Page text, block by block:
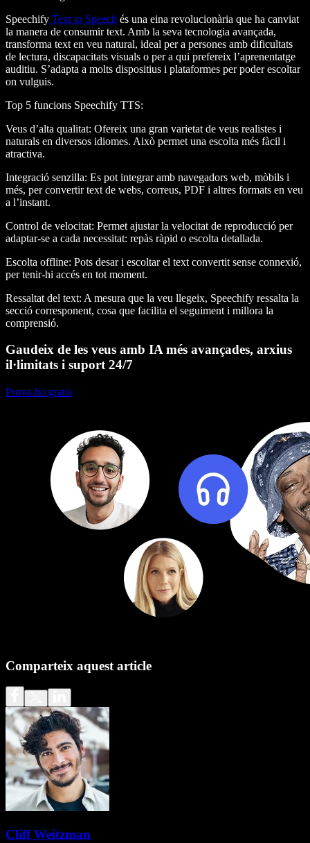
Speechify Text to Speech és una eina revolucionària que ha canviat
la manera de consumir text. Amb la seva tecnologia avançada,
transforma text en veu natural, ideal per a persones amb dificultats
de lectura, discapacitats visuals o per a qui prefereix l’aprenentatge
auditiu. S’adapta a molts dispositius i plataformes per poder escoltar
on vulguis.
Top 5 funcions Speechify TTS:
Veus d’alta qualitat: Ofereix una gran varietat de veus realistes i
naturals en diversos idiomes. Això permet una escolta més fàcil i
atractiva.
Integració senzilla: Es pot integrar amb navegadors web, mòbils i
més, per convertir text de webs, correus, PDF i altres formats en veu
a l’instant.
Control de velocitat: Permet ajustar la velocitat de reproducció per
adaptar-se a cada necessitat: repàs ràpid o escolta detallada.
Escolta offline: Pots desar i escoltar el text convertit sense connexió,
per tenir-hi accés en tot moment.
Ressaltat del text: A mesura que la veu llegeix, Speechify ressalta la
secció corresponent, cosa que facilita el seguiment i millora la
comprensió.
Gaudeix de les veus amb IA més avançades, arxius
il·limitats i suport 24/7
Prova-ho gratis
Comparteix aquest article
Cliff Weitzman